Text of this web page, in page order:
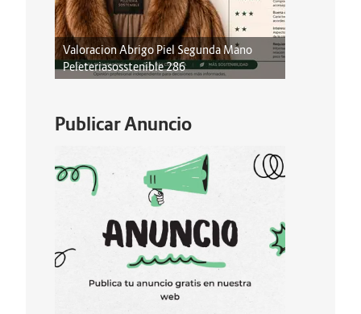
Valoracion Abrigo Piel Segunda Mano
Peleteriasosstenible 286
Publicar Anuncio